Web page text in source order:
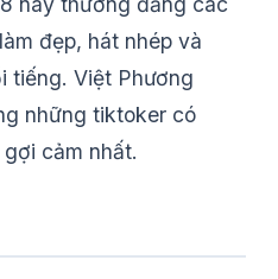
đẹp, hát nhép và
tiếng. Việt Phương
những tiktoker có
cảm nhất.